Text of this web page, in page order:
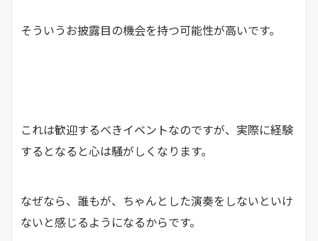
そういうお披露目の機会を持つ可能性が高いです。
これは歓迎するべきイベントなのですが、実際に経験
するとなると心は騒がしくなります。
なぜなら、誰もが、ちゃんとした演奏をしないといけ
ないと感じるようになるからです。